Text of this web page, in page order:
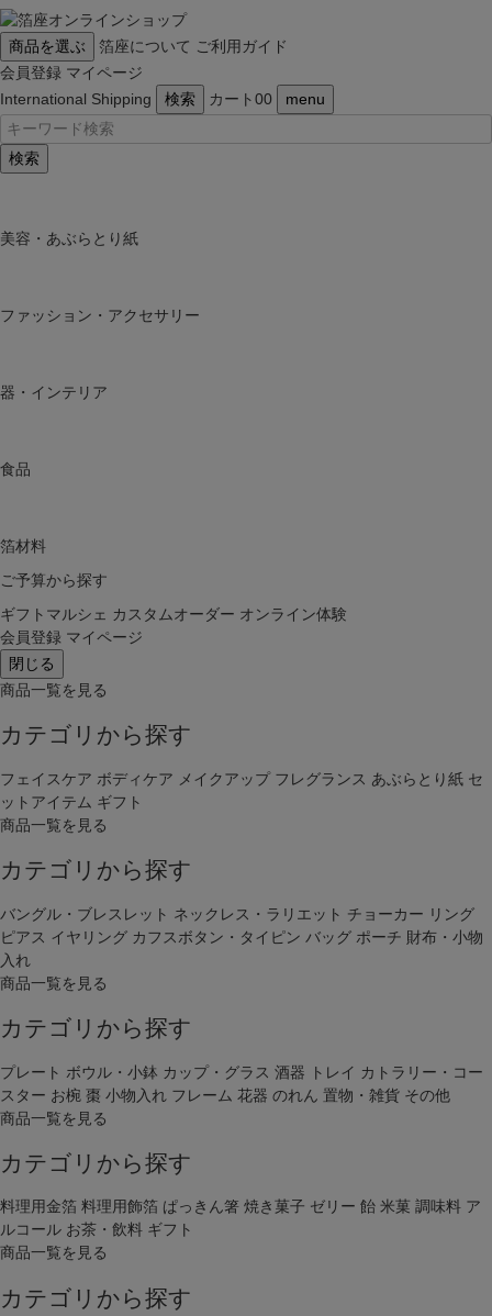
商品を選ぶ 箔座について ご利用ガイド
会員登録 マイページ
International Shipping
検索 カート00 menu
検索
美容・あぶらとり紙
ファッション・アクセサリー
器・インテリア
食品
箔材料
ご予算から探す
ギフトマルシェ カスタムオーダー オンライン体験
会員登録 マイページ
閉じる
商品一覧を見る
カテゴリから探す
フェイスケア ボディケア メイクアップ フレグランス あぶらとり紙 セ
ットアイテム ギフト
商品一覧を見る
カテゴリから探す
バングル・ブレスレット ネックレス・ラリエット チョーカー リング
ピアス イヤリング カフスボタン・タイピン バッグ ポーチ 財布・小物
入れ
商品一覧を見る
カテゴリから探す
プレート ボウル・小鉢 カップ・グラス 酒器 トレイ カトラリー・コー
スター お椀 棗 小物入れ フレーム 花器 のれん 置物・雑貨 その他
商品一覧を見る
カテゴリから探す
料理用金箔 料理用飾箔 ぱっきん箸 焼き菓子 ゼリー 飴 米菓 調味料 ア
ルコール お茶・飲料 ギフト
商品一覧を見る
カテゴリから探す